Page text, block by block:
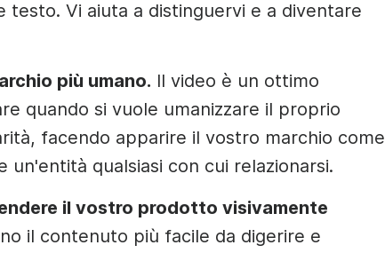
Vi aiuta a distinguervi e a diventare
più umano. Il video è un ottimo
quando si vuole umanizzare il proprio
facendo apparire il vostro marchio come
un'entità qualsiasi con cui relazionarsi.
il vostro prodotto visivamente
il contenuto più facile da digerire e